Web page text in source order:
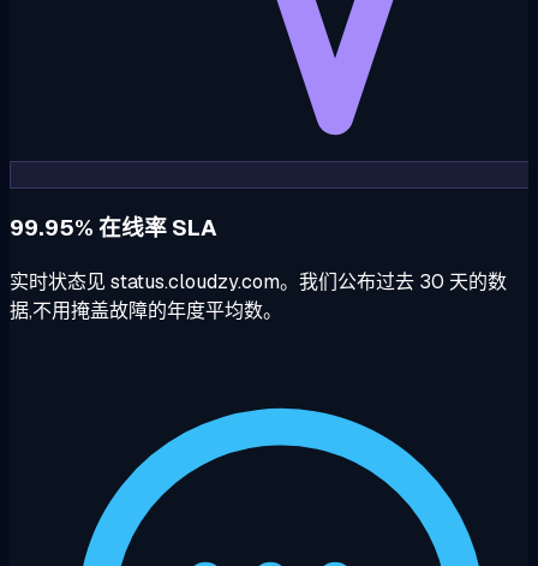
99.95% 在线率 SLA
实时状态见 status.cloudzy.com。我们公布过去 30 天的数
据,不用掩盖故障的年度平均数。